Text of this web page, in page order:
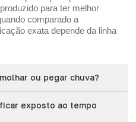
para ter melhor
comparado a
exata depende da linha
ou pegar chuva?
exposto ao tempo